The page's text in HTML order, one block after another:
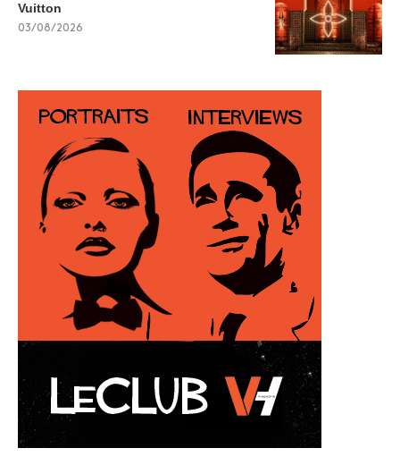
Vuitton
03/08/2026